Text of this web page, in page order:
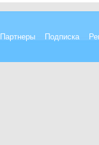
Партнеры Подписка